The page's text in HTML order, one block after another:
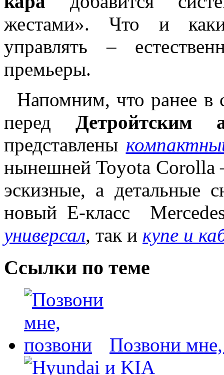
жестами». Что и
управлять –
премьеры.
Напомним, что ранее в
перед Детройтским
представлены
нынешней Toyota Corolla
эскизные, а детальные
новый E-класс
универсал, так и купе и
Ссылки по теме
Позвони